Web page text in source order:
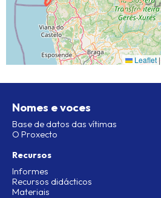
Leaflet|
Nomes e voces
Base de datos das vítimas
O Proxecto
Recursos
Informes
Recursos didácticos
Materiais